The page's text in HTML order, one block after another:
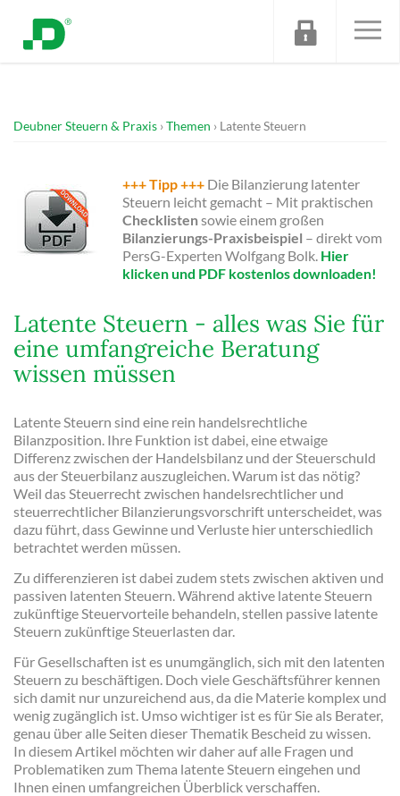
Deubner Steuern & Praxis Themen Latente Steuern
+++ Tipp +++ Die Bilanzierung latenter
Steuern leicht gemacht – Mit praktischen
Checklistensowie einem großen
Bilanzierungs-Praxisbeispiel – direkt vom
PersG-Experten Wolfgang Bolk. Hier
klicken und PDF kostenlos downloaden!
Latente Steuern - alles was Sie für
eine umfangreiche Beratung
wissen müssen
Latente Steuern sind eine rein handelsrechtliche
Bilanzposition. Ihre Funktion ist dabei, eine etwaige
Differenz zwischen der Handelsbilanz und der Steuerschuld
aus der Steuerbilanz auszugleichen. Warum ist das nötig?
Weil das Steuerrecht zwischen handelsrechtlicher und
steuerrechtlicher Bilanzierungsvorschrift unterscheidet, was
dazu führt, dass Gewinne und Verluste hier unterschiedlich
betrachtet werden müssen.
Zu differenzieren ist dabei zudem stets zwischen aktiven und
passiven latenten Steuern. Während aktive latente Steuern
zukünftige Steuervorteile behandeln, stellen passive latente
Steuern zukünftige Steuerlasten dar.
Für Gesellschaften ist es unumgänglich, sich mit den latenten
Steuern zu beschäftigen. Doch viele Geschäftsführer kennen
sich damit nur unzureichend aus, da die Materie komplex und
wenig zugänglich ist. Umso wichtiger ist es für Sie als Berater,
genau über alle Seiten dieser Thematik Bescheid zu wissen.
In diesem Artikel möchten wir daher auf alle Fragen und
Problematiken zum Thema latente Steuern eingehen und
Ihnen einen umfangreichen Überblick verschaffen.